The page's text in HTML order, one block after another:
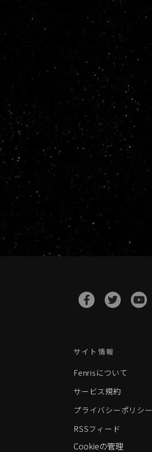
サイト情報
Fenrisについて
サービス規約
プライバシーポリシー
RSSフィード
Cookieの管理